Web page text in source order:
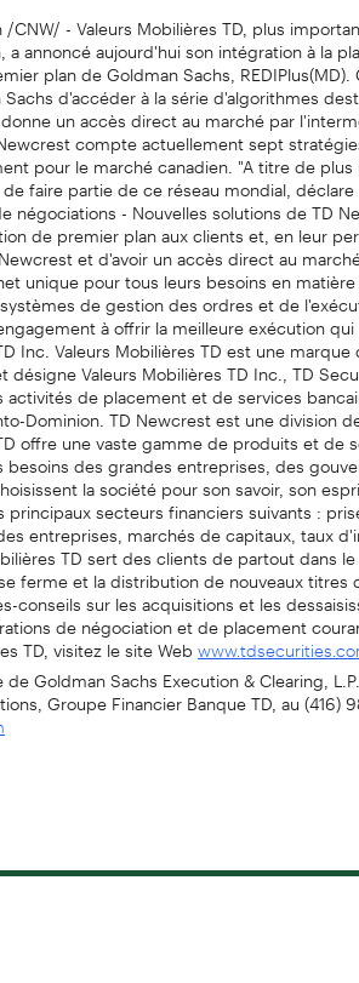
/CNW/ - Valeurs Mobilières TD, plus
a annoncé aujourd'hui son intégration à la
plan de Goldman Sachs,
d'accéder à la série d'algorithmes
un accès direct au marché par
compte actuellement sept
pour le marché canadien. "A titre de
faire partie de ce réseau mondial,
négociations - Nouvelles solutions de TD
de premier plan aux clients et, en leur
et d'avoir un accès direct au
unique pour tous leurs besoins en
de gestion des ordres et de
à offrir la meilleure exécution
Inc. Valeurs Mobilières TD est une
désigne Valeurs Mobilières TD Inc., TD
de placement et de services
Dominion. TD Newcrest est une division
offre une vaste gamme de produits et de
besoins des grandes entreprises, des
la société pour son savoir, son
principaux secteurs financiers suivants :
entreprises, marchés de capitaux, taux
TD sert des clients de partout dans
ferme et la distribution de nouveaux titres
conseils sur les acquisitions et les
de négociation et de placement
TD, visitez le site Web
Goldman Sachs Execution & Clearing,
Groupe Financier Banque TD, au (416)